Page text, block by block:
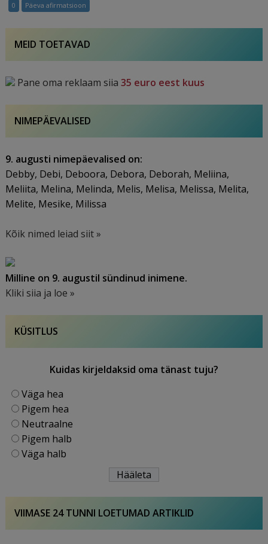
0 Päeva afirmatsioon
MEID TOETAVAD
Pane oma reklaam siia35 euro eest kuus
NIMEPÄEVALISED
9. augusti nimepäevalised on:
Debby, Debi, Deboora, Debora, Deborah, Meliina,
Meliita, Melina, Melinda, Melis, Melisa, Melissa, Melita,
Melite, Mesike, Milissa
Kõik nimed leiad siit »
Milline on 9. augustil sündinud inimene.
Kliki siia ja loe »
KÜSITLUS
Kuidas kirjeldaksid oma tänast tuju?
Väga hea
Pigem hea
Neutraalne
Pigem halb
Väga halb
VIIMASE 24 TUNNI LOETUMAD ARTIKLID